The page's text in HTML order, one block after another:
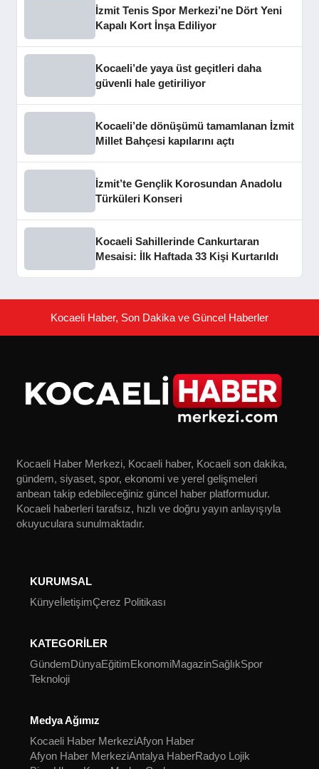
İzmit Tenis Spor Merkezi’ne Dört Yeni
Kapalı Kort İnşa Ediliyor
Kocaeli’de yaya üst geçitleri daha
güvenli hale getiriliyor
Kocaeli’de dönüşümü tamamlanan İzmit
Millet Bahçesi kapılarını açtı
İzmit’te Gençlik Korosundan Anadolu
Türküleri Konseri
Kocaeli Sahillerinde Cankurtaran
Mesaisi: İlk Haftada 33 Kişi Kurtarıldı
Kocaeli Haber, Son Dakika ve Güncel Haberler
Kocaeli Haber Merkezi, Kocaeli haber, Kocaeli son dakika,
gündem, siyaset, spor, ekonomi ve yerel gelişmeleri
anbean takip edebileceğiniz güncel haber platformudur.
Kocaeli haberleri tarafsız, hızlı ve doğru yayın anlayışıyla
okuyuculara sunulmaktadır.
KURUMSAL
KünyeİletişimÇerez Politikası
KATEGORİLER
GündemDünyaEğitimEkonomiMagazinSağlıkSpor
Teknoloji
Medya Ağımız
Kocaeli Haber MerkeziAfyon Haber
Afyon Haber MerkeziAntalya HaberRadyo Lojik